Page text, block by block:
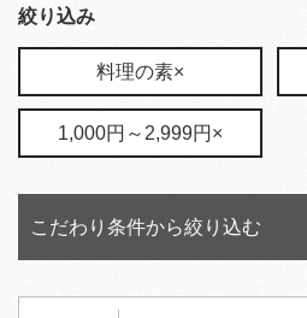
絞り込み
料理の素×
1,000円～2,999円×
こだわり条件から絞り込む